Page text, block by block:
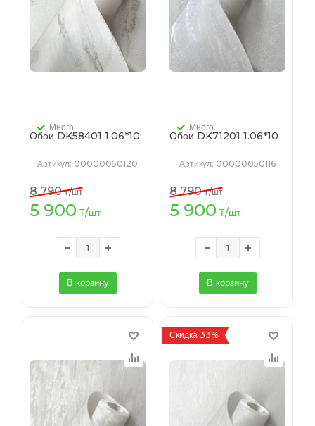
Обои DK58401 1.06*10
Много
Артикул: 00000050120
5 900 ₸/шт
8 790₸/шт
В корзину
Обои DK71201 1.06*10
Много
Артикул: 00000050116
5 900 ₸/шт
8 790₸/шт
В корзину
Скидка 33%